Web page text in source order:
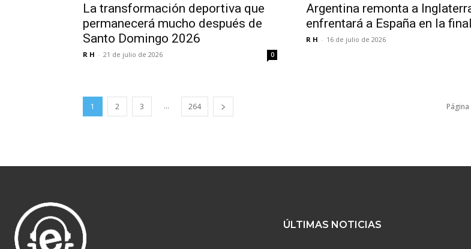
La transformación deportiva que
permanecerá mucho después de
Santo Domingo 2026
R H - 21 de julio de 2026 0
Argentina remonta a
enfrentará a España en la
R H - 16 de julio de 2026
1 2 3 ... 264
ÚLTIMAS NOTICIAS